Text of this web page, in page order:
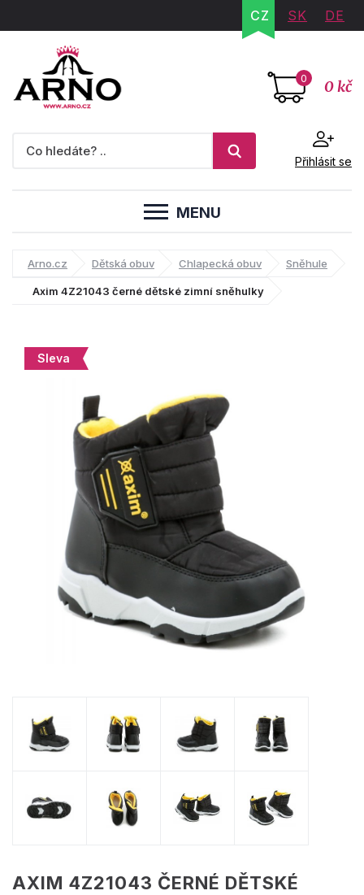
CZ SK DE
0 0 kč
Přihlásit se
MENU
Arno.cz Dětská obuv Chlapecká obuv Sněhule
Axim 4Z21043 černé dětské zimní sněhulky
Sleva
AXIM 4Z21043 ČERNÉ DĚTSKÉ